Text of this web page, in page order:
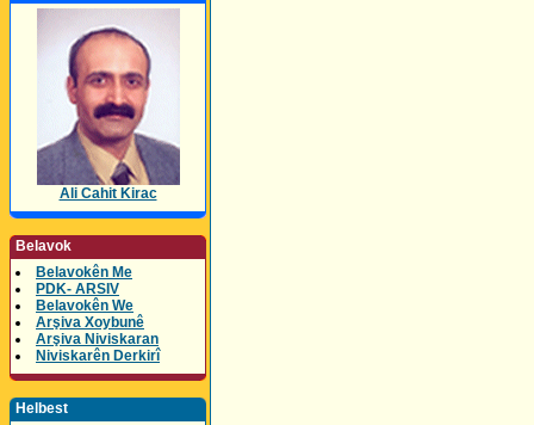
Ali Cahit Kirac
Belavok
Belavokên Me
PDK- ARSIV
Belavokên We
Arşiva Xoybunê
Arşiva Niviskaran
Niviskarên Derkirî
Helbest